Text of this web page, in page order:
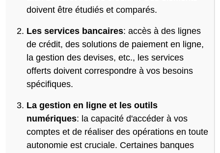
doivent être étudiés et comparés.
Les services bancaires: accès à des lignes
de crédit, des solutions de paiement en ligne,
la gestion des devises, etc., les services
offerts doivent correspondre à vos besoins
spécifiques.
La gestion en ligne et les outils
numériques: la capacité d'accéder à vos
comptes et de réaliser des opérations en toute
autonomie est cruciale. Certaines banques